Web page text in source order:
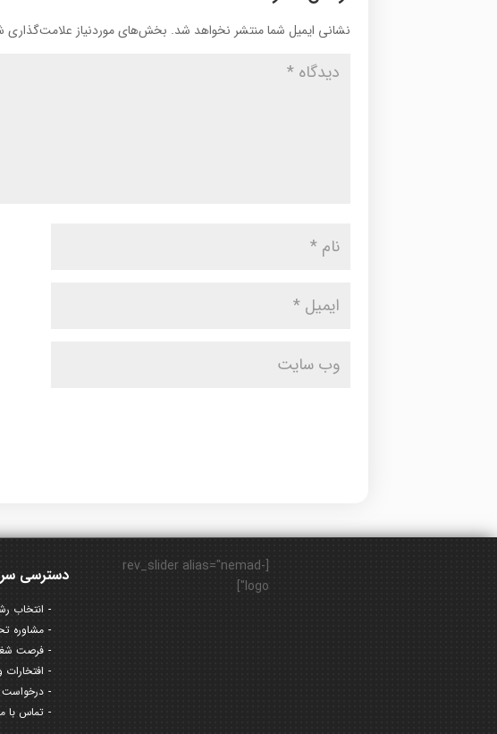
نشانی ایمیل شما منتشر نخواهد شد. بخش‌های موردنیاز علامت‌گذاری
دسترسی
انتخاب
مشاوره
فرصت
افتخارات
درخواست
تماس با
[rev_slider alias="nemad-
logo"]